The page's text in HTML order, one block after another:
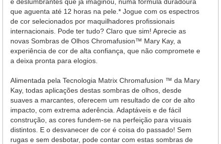
que aguenta até 12 horas na pele.* Jogue com os espectros
de cor selecionados por maquilhadores profissionais
internacionais. Pode ter tudo? Claro que sim! Aprecie as
novas Sombras de Olhos Chromafusion™ Mary Kay, a
experiência de cor de alta confiança, que não compromete e
a deixa pronta para elogios.
Alimentada pela Tecnologia Matrix Chromafusion ™ da Mary
Kay, todas aplicações destas sombras de olhos, desde
suaves a marcantes, oferecem um resultado de cor de alto
impacto, com extrema aderência. Adaptáveis e de fácil
construção, as cores fundem-se na perfeição para visuais
distintos. E o desvanecer de cor é coisa do passado! Sem
rugas e sem desbotar, pode contar com estas sombras de